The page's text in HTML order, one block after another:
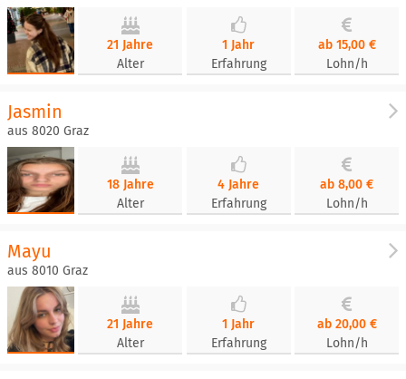
21 Jahre
Alter
1 Jahr
Erfahrung
ab 15,00 €
Lohn/h
Jasmin
aus 8020 Graz
18 Jahre
Alter
4 Jahre
Erfahrung
ab 8,00 €
Lohn/h
Mayu
aus 8010 Graz
21 Jahre
Alter
1 Jahr
Erfahrung
ab 20,00 €
Lohn/h